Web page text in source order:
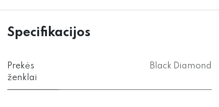
Specifikacijos
Prekės
ženklai
Black Diamond